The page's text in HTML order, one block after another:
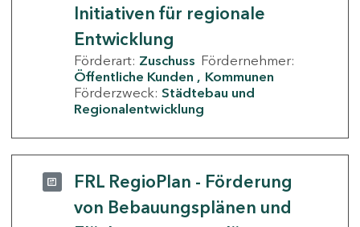
Initiativen für regionale
Entwicklung
Förderart: Zuschuss Fördernehmer:
Öffentliche Kunden
Kommunen
Förderzweck: Städtebau und
Regionalentwicklung
FRL RegioPlan - Förderung
von Bebauungsplänen und